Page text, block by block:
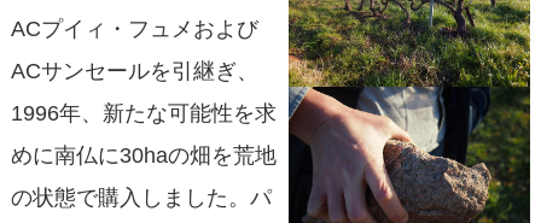
ACプイィ・フュメおよび
ACサンセールを引継ぎ、
1996年、新たな可能性を求
めに南仏に30haの畑を荒地
の状態で購入しました。パ